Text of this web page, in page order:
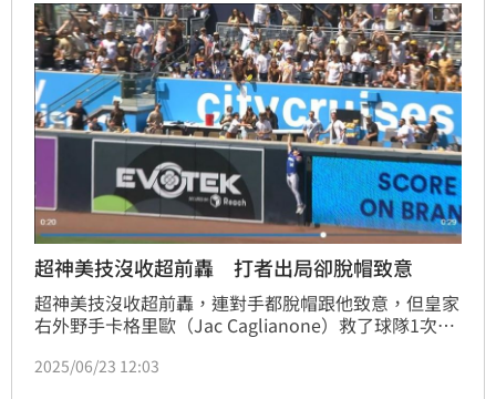
超神美技沒收超前轟 打者出局卻脫帽致意
超神美技沒收超前轟，連對手都脫帽跟他致意，但皇家
右外野手卡格里歐（Jac Caglianone）救了球隊1次卻
3：2擊敗皇家。
2025/06/23 12:03